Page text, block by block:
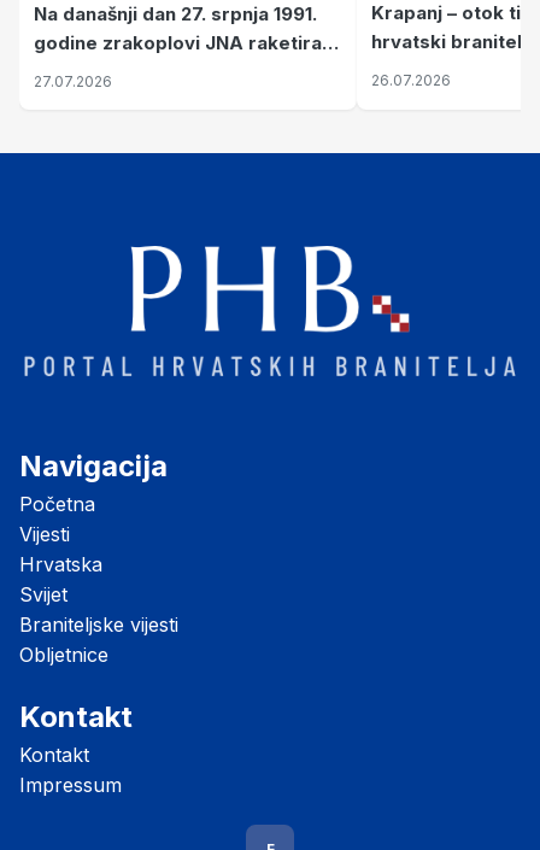
Na današnji dan 27. srpnja 1991.
godine zrakoplovi JNA raketirali
su vojarnu i obučni centar "Nikola
27.07.2026
Krapanj – otok
hrvatski branitelji
pronalaze mir
26.07.2026
Navigacija
Početna
Vijesti
Hrvatska
Svijet
Braniteljske vijesti
Obljetnice
Kontakt
Kontakt
Impressum